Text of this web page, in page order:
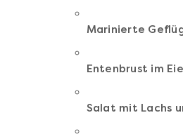
Marinierte
Entenbrust im
Salat mit Lachs